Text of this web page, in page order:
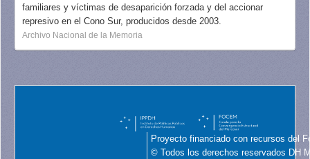
familiares y víctimas de desaparición forzada y del accionar
represivo en el Cono Sur, producidos desde 2003.
Archivo Nacional de la Memoria
Proyecto financiado con recursos del
© Todos los derechos reservados DH